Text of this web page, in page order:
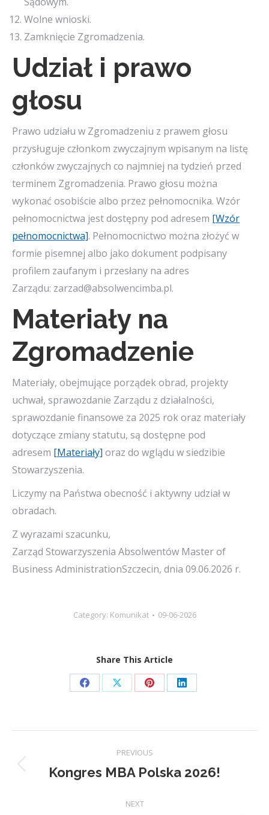
Wolne wnioski.
Zamknięcie Zgromadzenia.
Udział i prawo
głosu
Prawo udziału w Zgromadzeniu z prawem głosu
przysługuje członkom zwyczajnym wpisanym na listę
członków zwyczajnych co najmniej na tydzień przed
terminem Zgromadzenia. Prawo głosu można
wykonać osobiście albo przez pełnomocnika. Wzór
pełnomocnictwa jest dostępny pod adresem [Wzór
pełnomocnictwa]. Pełnomocnictwo można złożyć w
formie pisemnej albo jako dokument podpisany
profilem zaufanym i przesłany na adres
Zarządu: zarzad@absolwencimba.pl.
Materiały na
Zgromadzenie
Materiały, obejmujące porządek obrad, projekty
uchwał, sprawozdanie Zarządu z działalności,
sprawozdanie finansowe za 2025 rok oraz materiały
dotyczące zmiany statutu, są dostępne pod
adresem [Materiały] oraz do wglądu w siedzibie
Stowarzyszenia.
Liczymy na Państwa obecność i aktywny udział w
obradach.
Z wyrazami szacunku,
Zarząd Stowarzyszenia Absolwentów Master of
Business AdministrationSzczecin, dnia 09.06.2026 r.
Category: Komunikat 09-06-2026
Share This Article
Share
Facebook
Share
X
Share
Pinterest
Share
LinkedIn
navigation
PREVIOUS
Previous
Kongres MBA Polska 2026!
NEXT